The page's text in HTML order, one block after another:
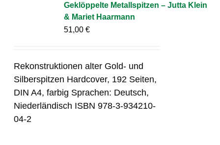
Geklöppelte Metallspitzen – Jutta Klein
& Mariet Haarmann
51,00€
Rekonstruktionen alter Gold- und
Silberspitzen Hardcover, 192 Seiten,
DIN A4, farbig Sprachen: Deutsch,
Niederländisch ISBN 978-3-934210-
04-2